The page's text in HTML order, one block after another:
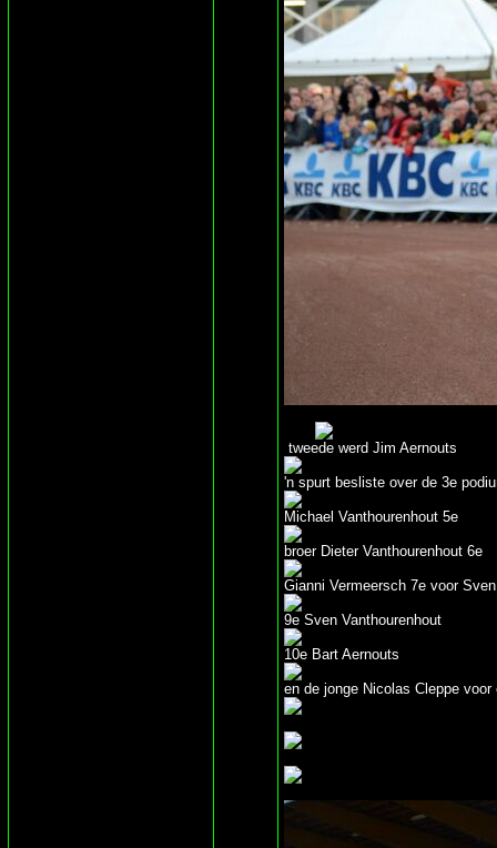
tweede werd Jim Aernouts
'n spurt besliste over de 3e
Michael Vanthourenhout 5e
broer Dieter Vanthourenhout 6e
Gianni Vermeersch 7e voor
9e Sven Vanthourenhout
10e Bart Aernouts
en de jonge Nicolas Cleppe voor